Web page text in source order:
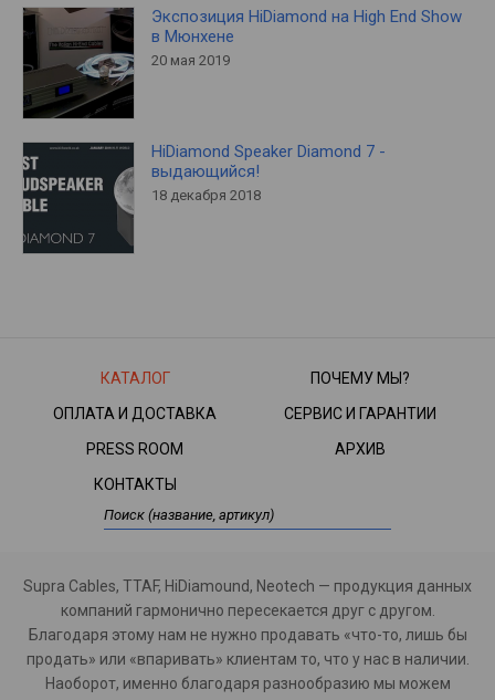
Экспозиция HiDiamond на High End Show
в Мюнхене
20 мая 2019
HiDiamond Speaker Diamond 7 -
выдающийся!
18 декабря 2018
КАТАЛОГ
ПОЧЕМУ МЫ?
ОПЛАТА И ДОСТАВКА
СЕРВИС И ГАРАНТИИ
PRESS ROOM
АРХИВ
КОНТАКТЫ
Supra Cables, TTAF, HiDiamound, Neotech — продукция данных
компаний гармонично пересекается друг с другом.
Благодаря этому нам не нужно продавать «что-то, лишь бы
продать» или «впаривать» клиентам то, что у нас в наличии.
Наоборот, именно благодаря разнообразию мы можем